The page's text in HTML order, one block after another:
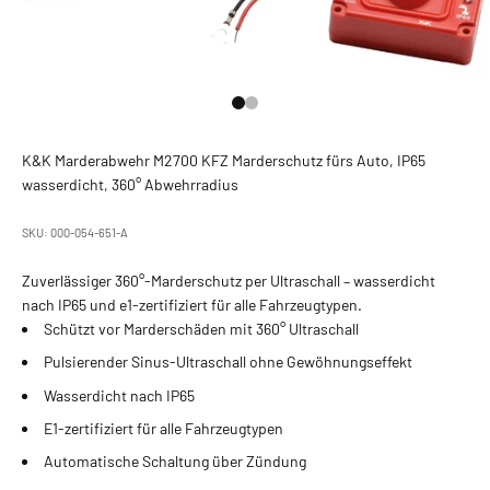
Gehe zu Element 1
Gehe zu Element 2
K&K Marderabwehr M2700 KFZ Marderschutz fürs Auto, IP65
wasserdicht, 360° Abwehrradius
SKU: 000-054-651-A
Zuverlässiger 360°-Marderschutz per Ultraschall – wasserdicht
nach IP65 und e1-zertifiziert für alle Fahrzeugtypen.
Schützt vor Marderschäden mit 360° Ultraschall
Pulsierender Sinus-Ultraschall ohne Gewöhnungseffekt
Wasserdicht nach IP65
E1-zertifiziert für alle Fahrzeugtypen
Automatische Schaltung über Zündung